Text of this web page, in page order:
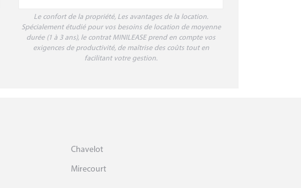
Le confort de la propriété, Les avantages de la location.
Spécialement étudié pour vos besoins de location de moyenne
durée (1 à 3 ans), le contrat MINILEASE prend en compte vos
exigences de productivité, de maîtrise des coûts tout en
facilitant votre gestion.
Chavelot
Mirecourt